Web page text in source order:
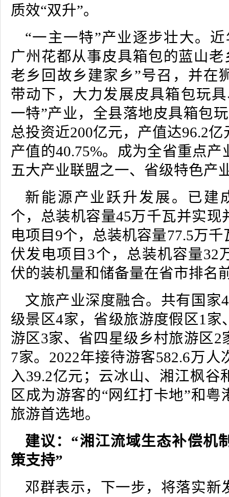
质效“双升”。
“一主一特”产业逐步壮大。
广州花都从事皮具箱包的蓝山
老乡回故乡建家乡”号召，并在
带动下，大力发展皮具箱包玩
一特”产业，全县落地皮具箱包
总投资近200亿元，产值达96.2
产值的40.75%。成为全省重点
五大产业联盟之一、省级特色产
新能源产业跃升发展。已建
个，总装机容量45万千瓦并实现
电项目9个，总装机容量77.5万
伏发电项目3个，总装机容量32
伏的装机量和储备量在省市排名
文旅产业深度融合。共有国家
级景区4家，省级旅游度假区1家
游区3家、省四星级乡村旅游区2
7家。2022年接待游客582.6万人
入39.2亿元；云冰山、湘江枫谷
区成为游客的“网红打卡地”和粤
旅游首选地。
建议：“湘江流域生态补偿机
策支持”
邓群表示，下一步，将落实新